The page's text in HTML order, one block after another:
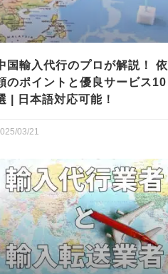
国輸入代行のプロが解説！ 依
のポイントと優良サービス10
| 日本語対応可能！
03/21